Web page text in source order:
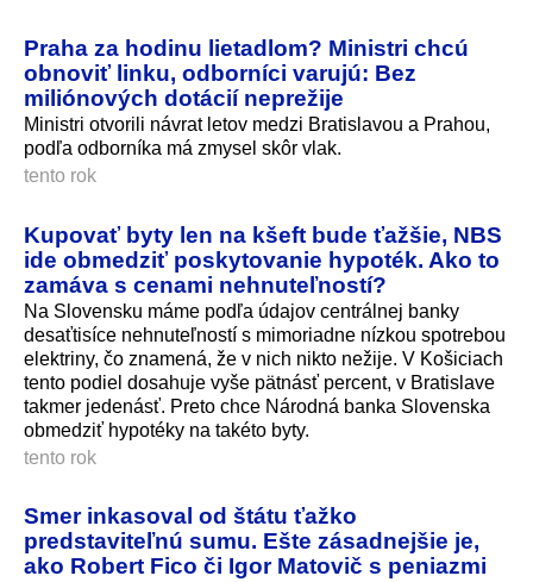
Praha za hodinu lietadlom? Ministri chcú
obnoviť linku, odborníci varujú: Bez
miliónových dotácií neprežije
Ministri otvorili návrat letov medzi Bratislavou a Prahou,
podľa odborníka má zmysel skôr vlak.
tento rok
Kupovať byty len na kšeft bude ťažšie, NBS
ide obmedziť poskytovanie hypoték. Ako to
zamáva s cenami nehnuteľností?
Na Slovensku máme podľa údajov centrálnej banky
desaťtisíce nehnuteľností s mimoriadne nízkou spotrebou
elektriny, čo znamená, že v nich nikto nežije. V Košiciach
tento podiel dosahuje vyše pätnásť percent, v Bratislave
takmer jedenásť. Preto chce Národná banka Slovenska
obmedziť hypotéky na takéto byty.
tento rok
Smer inkasoval od štátu ťažko
predstaviteľnú sumu. Ešte zásadnejšie je,
ako Robert Fico či Igor Matovič s peniazmi